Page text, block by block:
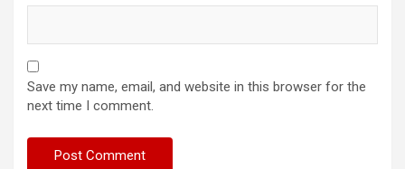
Save my name, email, and website in this browser for the
next time I comment.